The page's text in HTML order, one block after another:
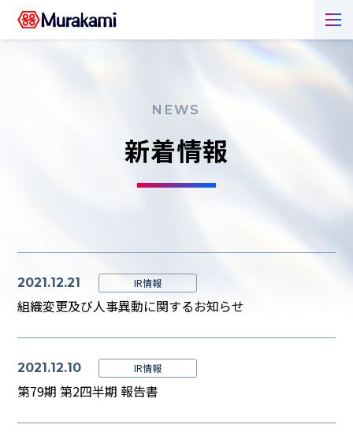
NEWS
新着情報
2021.12.21 IR情報
組織変更及び人事異動に関するお知らせ
2021.12.10 IR情報
第79期 第2四半期 報告書